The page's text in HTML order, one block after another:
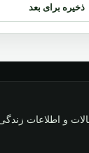
ذخیره برای بعد
و اطلاعات